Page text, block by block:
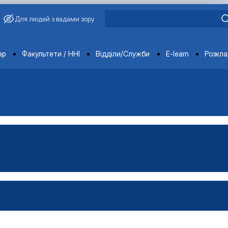
Для людей з вадами зору
Факультети / ННІ Відділи/Служби E-learn